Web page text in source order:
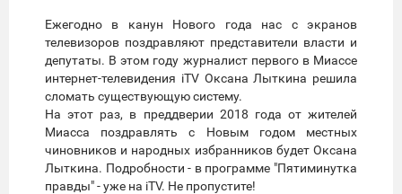
Ежегодно в канун Нового года нас с экранов
телевизоров поздравляют представители власти и
депутаты. В этом году журналист первого в Миассе
интернет-телевидения iTV Оксана Лыткина решила
сломать существующую систему.
На этот раз, в преддверии 2018 года от жителей
Миасса поздравлять с Новым годом местных
чиновников и народных избранников будет Оксана
Лыткина. Подробности - в программе "Пятиминутка
правды" - уже на iTV. Не пропустите!